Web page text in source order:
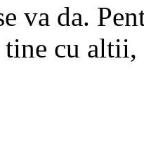
va da.
tine cu